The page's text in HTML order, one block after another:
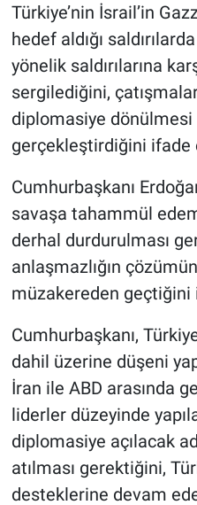
Türkiye’nin İsrail’in
hedef aldığı
yönelik saldırılarına
sergilediğini,
diplomasiye
gerçekleştirdiğini ifade
Cumhurbaşkanı
savaşa tahammül
derhal durdurulması
anlaşmazlığın
müzakereden
Cumhurbaşkanı,
dahil üzerine düşeni
İran ile ABD arasında
liderler düzeyinde
diplomasiye açılacak
atılması gerektiğini,
desteklerine devam